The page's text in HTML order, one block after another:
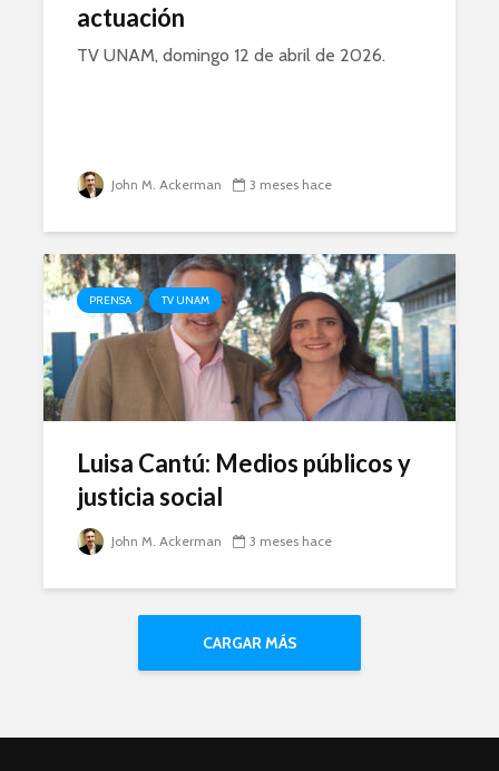
actuación
TV UNAM, domingo 12 de abril de 2026.
John M. Ackerman 3 meses hace
PRENSA TV UNAM
Luisa Cantú: Medios públicos y
justicia social
John M. Ackerman 3 meses hace
CARGAR MÁS